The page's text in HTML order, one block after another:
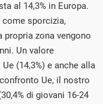
al 14,3% in Europa.
come sporcizia,
zona vengono
Un valore
(14,3%) e anche alla
Ue, il nostro
di giovani 16-24